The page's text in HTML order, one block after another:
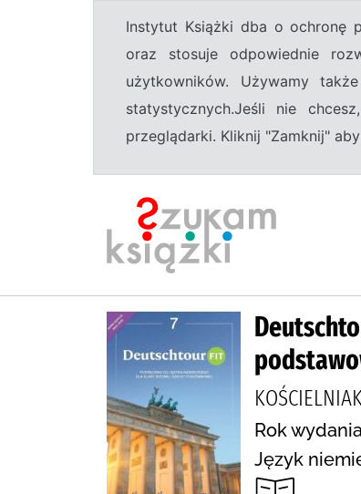
Instytut Książki dba o ochronę
oraz stosuje odpowiednie
użytkowników. Używamy
statystycznych.Jeśli nie
przeglądarki. Kliknij "Zamknij"
Rok
Język